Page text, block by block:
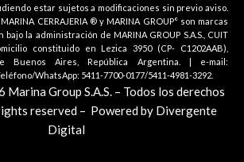
estar sujetos a modificaciones sin previo aviso.
CERRAJERIA ® y MARINA GROUP° son marcas
la administración de MARINA GROUP S.A.S., CUIT
constituido en Lezica 3950 (CP- C1202AAB),
Buenos Aires, República Argentina. | e-mail:
WhatsApp: 5411-7700-0177/5411-4981-3292.
Group S.A.S. – Todos los derechos
reserved – Powered by Divergente
Digital